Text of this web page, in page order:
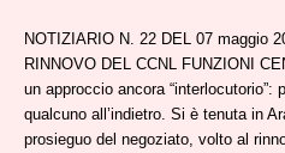
NOTIZIARIO N. 22 DEL 07 maggio
RINNOVO DEL CCNL FUNZIONI
un approccio ancora
qualcuno all’indietro. Si è tenuta in
prosieguo del negoziato, volto al